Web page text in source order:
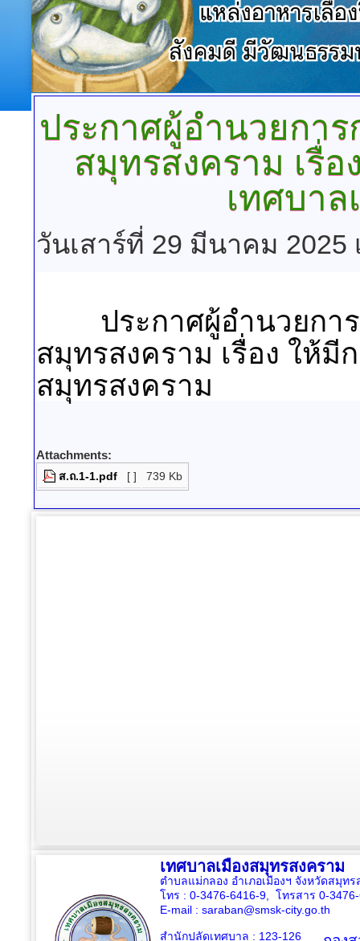
ประกาศผู้อำนวยการ
สมุทรสงคราม เรื่
เทศบา
วันเสาร์ที่ 29 มีนาคม 2025
สมุทรสงคราม เรื่อง ให้มี
สมุทรสงคราม
Attachments:
ส.ถ.1-1.pdf [ ] 739 Kb
เทศบาลเมืองสมุทรสงคราม
ตำบลแม่กลอง อำเภอเมืองฯ จังหวัดสมุท
โทร : 0-3476-6416-9, โทรสาร 0-
E-mail : saraban@smsk-city.go.th
สำนักปลัดเทศบาล : 123-126